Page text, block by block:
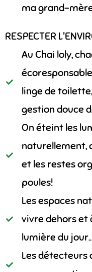
ma grand-
RESPECTER
Au Chai loly,
linge de
gestion douce
On éteint les
naturellement,
et les restes
poules!
Les espaces
vivre dehors et
lumière du jour..
Les détecteurs